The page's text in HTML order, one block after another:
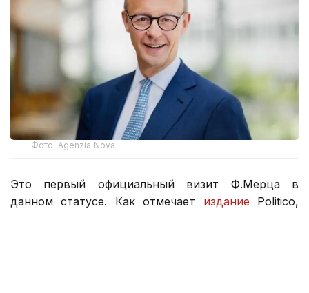
Фото: Agenzia Nova
Это первый официальный визит Ф.Мерца в
данном статусе. Как отмечает издание Politico,